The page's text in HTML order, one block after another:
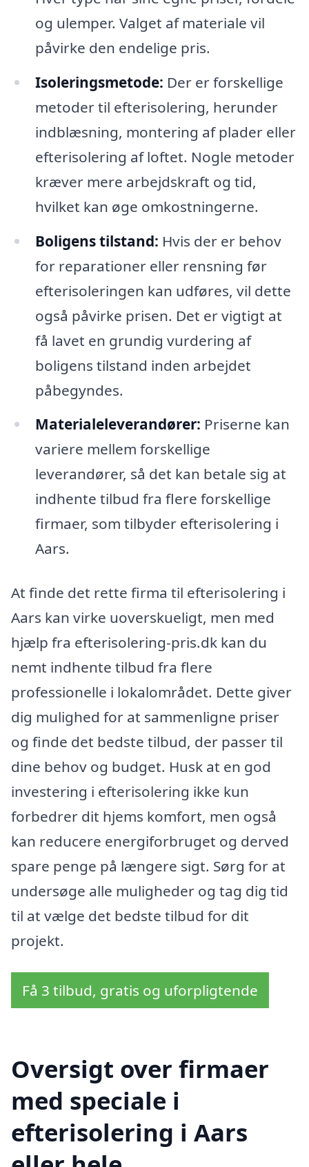
og ulemper. Valget af materiale vil
påvirke den endelige pris.
Isoleringsmetode: Der er forskellige
metoder til efterisolering, herunder
indblæsning, montering af plader eller
efterisolering af loftet. Nogle metoder
kræver mere arbejdskraft og tid,
hvilket kan øge omkostningerne.
Boligens tilstand: Hvis der er behov
for reparationer eller rensning før
efterisoleringen kan udføres, vil dette
også påvirke prisen. Det er vigtigt at
få lavet en grundig vurdering af
boligens tilstand inden arbejdet
påbegyndes.
Materialeleverandører: Priserne kan
variere mellem forskellige
leverandører, så det kan betale sig at
indhente tilbud fra flere forskellige
firmaer, som tilbyder efterisolering i
Aars.
At finde det rette firma til efterisolering i
Aars kan virke uoverskueligt, men med
hjælp fra efterisolering-pris.dk kan du
nemt indhente tilbud fra flere
professionelle i lokalområdet. Dette giver
dig mulighed for at sammenligne priser
og finde det bedste tilbud, der passer til
dine behov og budget. Husk at en god
investering i efterisolering ikke kun
forbedrer dit hjems komfort, men også
kan reducere energiforbruget og derved
spare penge på længere sigt. Sørg for at
undersøge alle muligheder og tag dig tid
til at vælge det bedste tilbud for dit
projekt.
Få 3 tilbud, gratis og uforpligtende
Oversigt over firmaer
med speciale i
efterisolering i Aars